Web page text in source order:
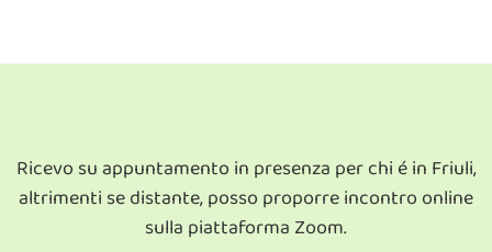
Ricevo su appuntamento in presenza per chi é in Friuli,
altrimenti se distante, posso proporre incontro online
sulla piattaforma Zoom.